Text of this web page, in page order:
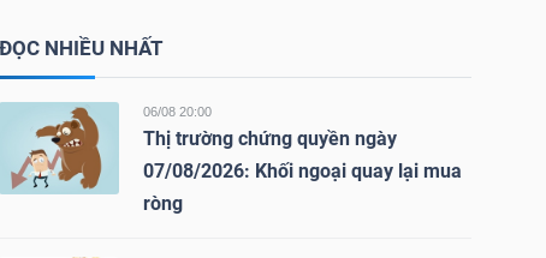
NHIỀU NHẤT
06/08 20:00
Thị trường chứng quyền ngày
07/08/2026: Khối ngoại quay lại mua
ròng